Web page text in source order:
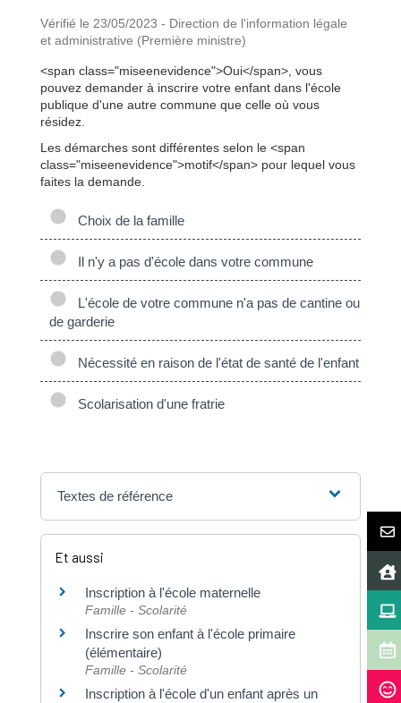
Vérifié le 23/05/2023 - Direction de l'information légale
et administrative (Première ministre)
<span class="miseenevidence">Oui</span>, vous
pouvez demander à inscrire votre enfant dans l'école
publique d'une autre commune que celle où vous
résidez.
Les démarches sont différentes selon le <span
class="miseenevidence">motif</span> pour lequel vous
faites la demande.
Choix de la famille
Il n'y a pas d'école dans votre commune
L'école de votre commune n'a pas de cantine ou
de garderie
Nécessité en raison de l'état de santé de l'enfant
Scolarisation d'une fratrie
Textes de référence
Et aussi
Inscription à l'école maternelle
Famille - Scolarité
Inscrire son enfant à l'école primaire
(élémentaire)
Famille - Scolarité
Inscription à l'école d'un enfant après un